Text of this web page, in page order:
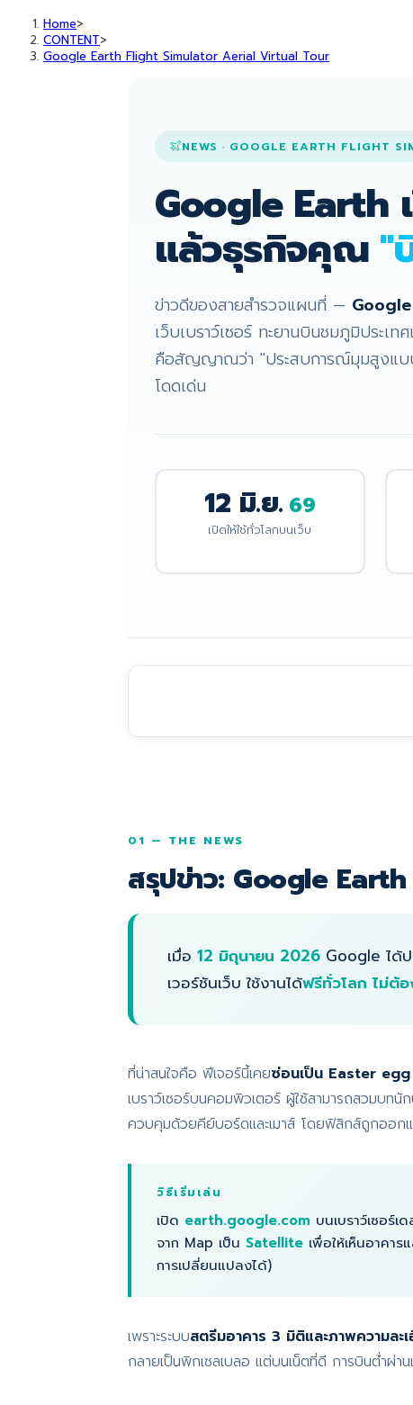
Home>
CONTENT>
Google Earth Flight Simulator Aerial Virtual Tour
NEWS · GOOGLE EARTH FLIGHT
Google Earth
แล้วธุรกิจคุณ "
ข่าวดีของสายสำรวจแผนที่ —
เว็บเบราว์เซอร์ ทะยานบินชมภูมิประเ
คือสัญญาณว่า "ประสบการณ์มุมสูงแบ
โดดเด่น
12 มิ.ย. 69
เปิดให้ใช้ทั่วโลกบนเว็บ
01 — THE NEWS
สรุปข่าว: Google Earth
เมื่อ 12 มิถุนายน 2026 Google ได้
เวอร์ชันเว็บ ใช้งานได้ฟรีทั่วโลก ไม่ต้
ที่น่าสนใจคือ ฟีเจอร์นี้เคยซ่อนเป็น Easter
เบราว์เซอร์บนคอมพิวเตอร์ ผู้ใช้สามารถสวมบทนั
ควบคุมด้วยคีย์บอร์ดและเมาส์ โดยฟิสิกส์ถูกออก
วิธีเริ่มเล่น
เปิด earth.google.com บนเบราว์เซอร์
จาก Map เป็น Satellite เพื่อให้เห็นอาคา
การเปลี่ยนแปลงได้)
เพราะระบบสตรีมอาคาร 3 มิติและภาพความละ
กลายเป็นพิกเซลเบลอ แต่บนเน็ตที่ดี การบินต่ำผ่